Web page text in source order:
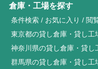
倉庫・工場を探す
条件検索 お気に入り 閲
東京都の貸し倉庫・貸し工
神奈川県の貸し倉庫・貸し
群馬県の貸し倉庫・貸し工